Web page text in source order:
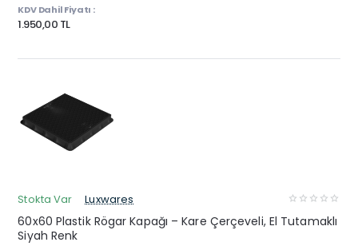
KDV Dahil Fiyatı :
1.950,00 TL
Stokta Var Luxwares
60x60 Plastik Rögar Kapağı – Kare Çerçeveli, El Tutamaklı
Siyah Renk